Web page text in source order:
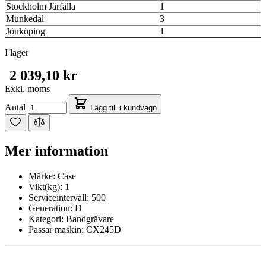
Stockholm Järfälla
1
Munkedal
3
Jönköping
1
I lager
2 039,10 kr
Exkl. moms
Antal
Lägg till i kundvagn
Mer information
Märke: Case
Vikt(kg): 1
Serviceintervall: 500
Generation: D
Kategori: Bandgrävare
Passar maskin: CX245D